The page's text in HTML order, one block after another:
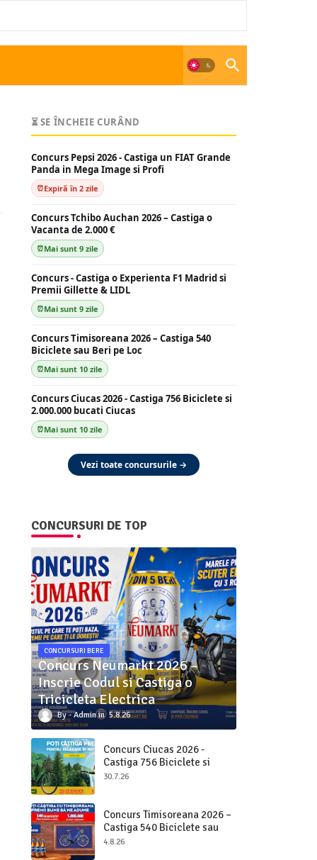
⏳ SE ÎNCHEIE CURÂND
Concurs Pepsi 2026 - Castiga un FIAT Grande
Panda in Mega Image si Profi
Expiră în 2 zile
Concurs Tchibo Auchan 2026 – Castiga o
Vacanta de 2.000 €
Mai sunt 9 zile
Concurs - Castiga o Experienta F1 Madrid si
Premii Gillette & LIDL
Mai sunt 9 zile
Concurs Timisoreana 2026 – Castiga 540
Biciclete sau Beri pe Loc
Mai sunt 10 zile
Concurs Ciucas 2026 - Castiga 756 Biciclete si
2.000.000 bucati Ciucas
Mai sunt 10 zile
Vezi toate concursurile →
CONCURSURI DE TOP
CONCURSURI BERE
Concurs Neumarkt 2026 –
Inscrie Codul si Castiga o
Tricicleta Electrica
Admin 5.8.26
Concurs Ciucas 2026 -
Castiga 756 Biciclete si
2.000.000 bucati Ciucas
30.7.26
Concurs Timisoreana 2026 –
Castiga 540 Biciclete sau
Beri pe Loc
4.8.26